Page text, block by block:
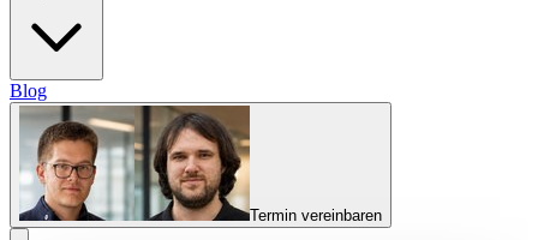
Blog
Termin vereinbaren